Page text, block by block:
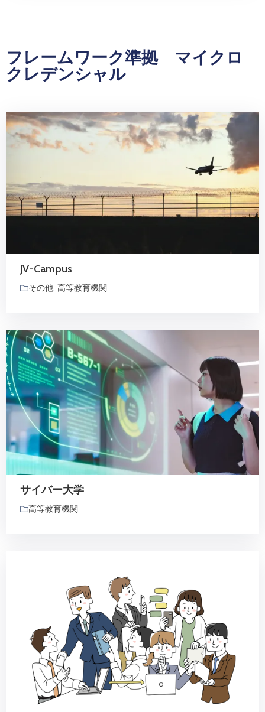
フレームワーク準拠 マイクロ
クレデンシャル
JV-Campus
その他, 高等教育機関
サイバー大学
高等教育機関